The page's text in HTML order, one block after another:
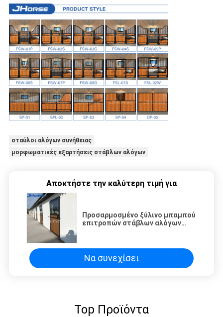
σταύλοι αλόγων συνήθειας
μορφωματικές εξαρτήσεις στάβλων αλόγων
Αποκτήστε την καλύτερη τιμή για
Προσαρμοσμένο ξύλινο μπαμπού
επιτροπών στάβλων αλόγων
Να συνεχίσει
Top Προϊόντα